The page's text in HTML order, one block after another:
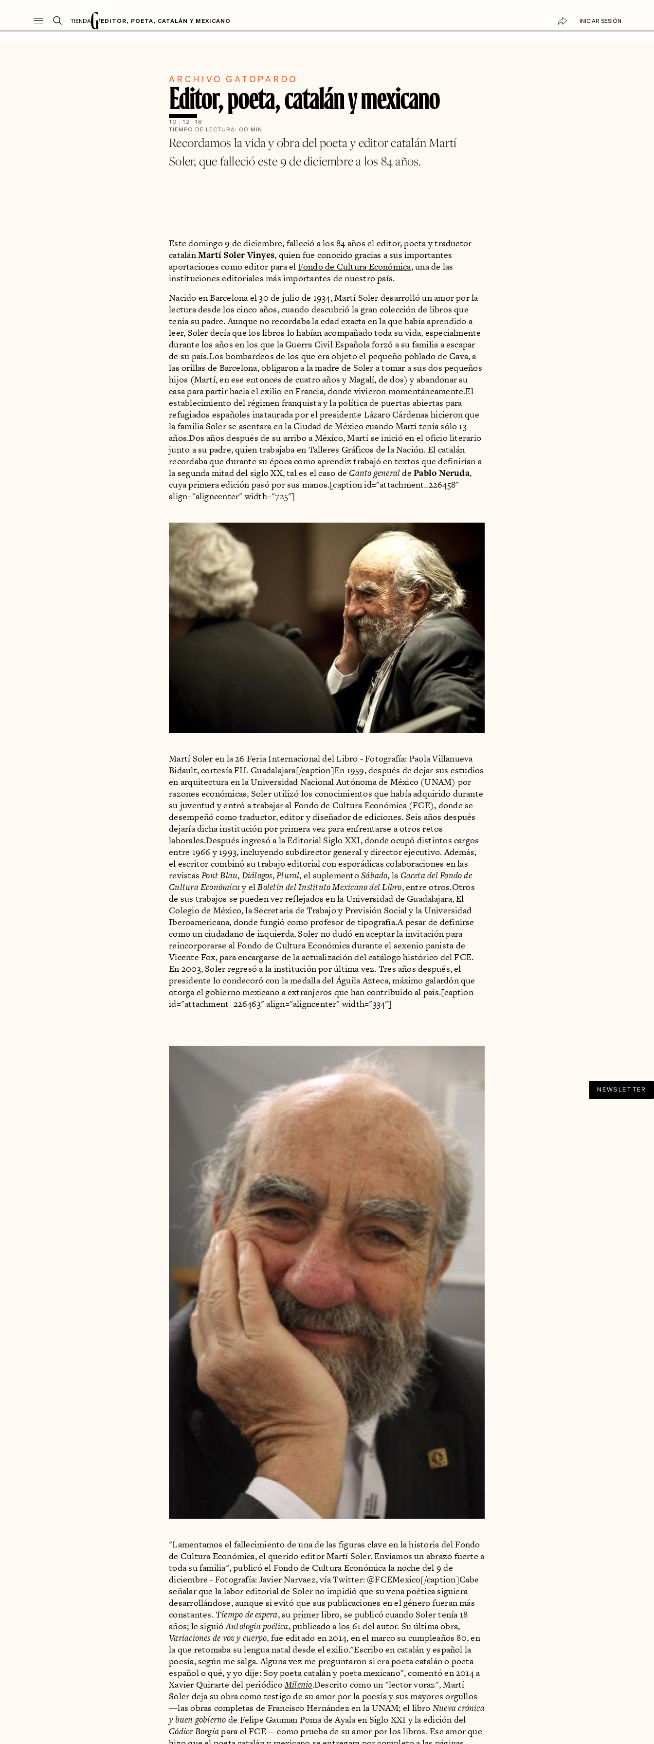
TIENDA /EDITOR, POETA, CATALÁN Y MEXICANO INICIAR SESIÓN
ARCHIVO GATOPARDO
Editor, poeta, catalán y mexicano
10 . 12 . 18
TIEMPO DE LECTURA: 00 MIN
Recordamos la vida y obra del poeta y editor catalán Martí
Soler, que falleció este 9 de diciembre a los 84 años.
Este domingo 9 de diciembre, falleció a los 84 años el editor, poeta y traductor
catalánMartí Soler Vinyes, quien fue conocido gracias a sus importantes
aportaciones como editor para el Fondo de Cultura Económica, una de las
instituciones editoriales más importantes de nuestro país.
Nacido en Barcelona el 30 de julio de 1934, Martí Soler desarrolló un amor por la
lectura desde los cinco años, cuando descubrió la gran colección de libros que
tenía su padre. Aunque no recordaba la edad exacta en la que había aprendido a
leer, Soler decía que los libros lo habían acompañado toda su vida, especialmente
durante los años en los que la Guerra Civil Española forzó a su familia a escapar
de su país.Los bombardeos de los que era objeto el pequeño poblado de Gava, a
las orillas de Barcelona, obligaron a la madre de Soler a tomar a sus dos pequeños
hijos (Martí, en ese entonces de cuatro años y Magalí, de dos) y abandonar su
casa para partir hacia el exilio en Francia, donde vivieron momentáneamente.El
establecimiento del régimen franquista y la política de puertas abiertas para
refugiados españoles instaurada por el presidente Lázaro Cárdenas hicieron que
la familia Soler se asentara en la Ciudad de México cuando Martí tenía sólo 13
años.Dos años después de su arribo a México, Martí se inició en el oficio literario
junto a su padre, quien trabajaba en Talleres Gráficos de la Nación. El catalán
recordaba que durante su época como aprendiz trabajó en textos que definirían a
la segunda mitad del siglo XX, tal es el caso de Canto generaldePablo Neruda,
cuya primera edición pasó por sus manos.[caption id="attachment_226458"
align="aligncenter" width="725"]
Martí Soler en la 26 Feria Internacional del Libro - Fotografía: Paola Villanueva
Bidault, cortesía FIL Guadalajara[/caption]En 1959, después de dejar sus estudios
en arquitectura en la Universidad Nacional Autónoma de México (UNAM) por
razones económicas, Soler utilizó los conocimientos que había adquirido durante
su juventud y entró a trabajar al Fondo de Cultura Económica (FCE), donde se
desempeñó como traductor, editor y diseñador de ediciones. Seis años después
dejaría dicha institución por primera vez para enfrentarse a otros retos
laborales.Después ingresó a la Editorial Siglo XXI, donde ocupó distintos cargos
entre 1966 y 1993, incluyendo subdirector general y director ejecutivo. Además,
el escritor combinó su trabajo editorial con esporádicas colaboraciones en las
revistasPont Blau, Diálogos,Plural, el suplementoSábado, la Gaceta del Fondo de
Cultura Económicay elBoletín del Instituto Mexicano del Libro, entre otros.Otros
de sus trabajos se pueden ver reflejados en la Universidad de Guadalajara, El
Colegio de México, la Secretaria de Trabajo y Previsión Social y la Universidad
Iberoamericana, donde fungió como profesor de tipografía.A pesar de definirse
como un ciudadano de izquierda, Soler no dudó en aceptar la invitación para
reincorporarse al Fondo de Cultura Económica durante el sexenio panista de
Vicente Fox, para encargarse de la actualización del catálogo histórico del FCE.
En 2003, Soler regresó a la institución por última vez. Tres años después, el
presidente lo condecoró con la medalla del Águila Azteca, máximo galardón que
otorga el gobierno mexicano a extranjeros que han contribuido al país.[caption
id="attachment_226463" align="aligncenter" width="334"]
"Lamentamos el fallecimiento de una de las figuras clave en la historia del Fondo
de Cultura Económica, el querido editor Martí Soler. Enviamos un abrazo fuerte a
toda su familia", publicó el Fondo de Cultura Económica la noche del 9 de
diciembre - Fotografía: Javier Narvaez, vía Twitter: @FCEMexico[/caption]Cabe
señalar que la labor editorial de Soler no impidió que su vena poética siguiera
desarrollándose, aunque si evitó que sus publicaciones en el género fueran más
constantes. Tiempo de espera, su primer libro, se publicó cuando Soler tenía 18
años; le siguióAntología poética, publicado a los 61 del autor. Su última obra,
Variaciones de voz y cuerpo, fue editado en 2014, en el marco su cumpleaños 80, en
la que retomaba su lengua natal desde el exilio."Escribo en catalán y español la
poesía, según me salga. Alguna vez me preguntaron si era poeta catalán o poeta
español o qué, y yo dije: Soy poeta catalán y poeta mexicano", comentó en 2014 a
Xavier Quirarte del periódicoMilenio.Descrito como un "lector voraz", Martí
Soler deja su obra como testigo de su amor por la poesía y sus mayores orgullos
—las obras completas de Francisco Hernández en la UNAM; el libro Nueva crónica
y buen gobierno de Felipe Gauman Poma de Ayala en Siglo XXI y la edición del
Códice Borgiapara el FCE— como prueba de su amor por los libros. Ese amor que
NEWSLETTER